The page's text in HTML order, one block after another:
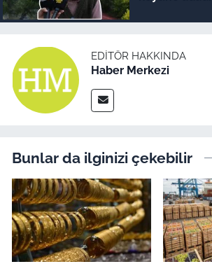
EDITÖR HAKKINDA
Haber Merkezi
Bunlar da ilginizi çekebilir